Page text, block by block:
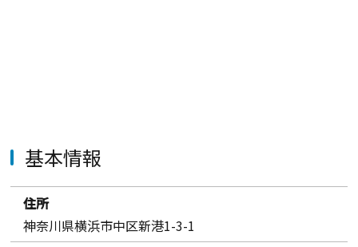
基本情報
住所
神奈川県横浜市中区新港1-3-1